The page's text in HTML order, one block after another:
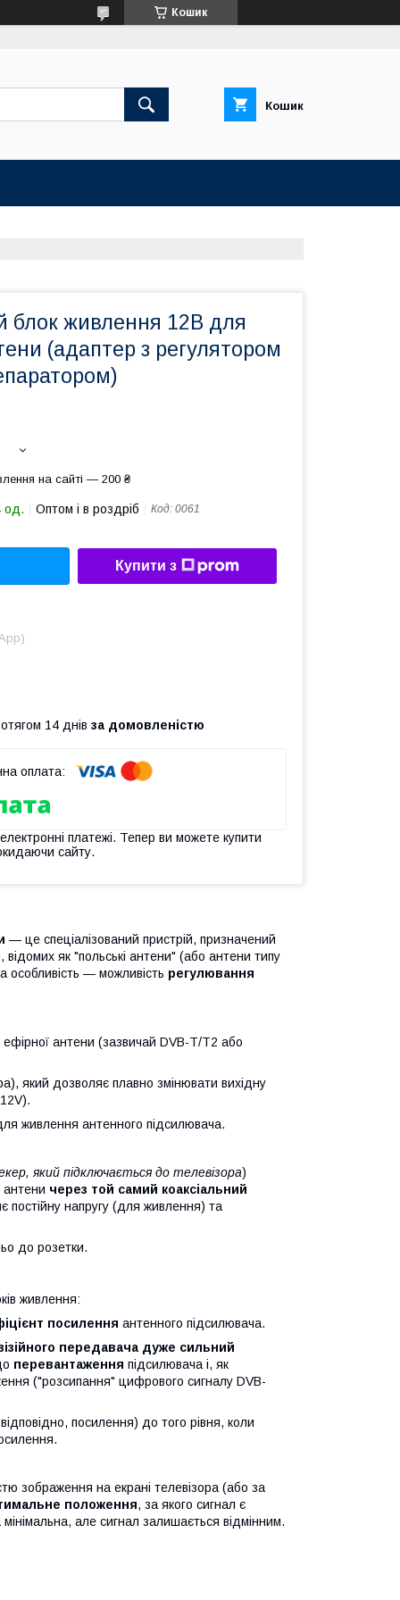
Кошик
Кошик
блок живлення 12В для
(адаптер з регулятором
на сайті — 200 ₴
од. Оптом і в роздріб Код: 0061
Купити з
14 днів за домовленістю
платежі. Тепер ви можете купити
сайту.
— це спеціалізований пристрій, призначений
відомих як "польські антени" (або антени типу
особливість — можливість регулювання
ефірної антени (зазвичай DVB-T/T2 або
який дозволяє плавно змінювати вихідну
живлення антенного підсилювача.
який підключається до телевізора)
через той самий коаксіальний
постійну напругу (для живлення) та
до розетки.
живлення:
посилення антенного підсилювача.
передавача дуже сильний
перевантаження підсилювача і, як
("розсипання" цифрового сигналу DVB-
посилення) до того рівня, коли
зображення на екрані телевізора (або за
положення, за якого сигнал є
але сигнал залишається відмінним.